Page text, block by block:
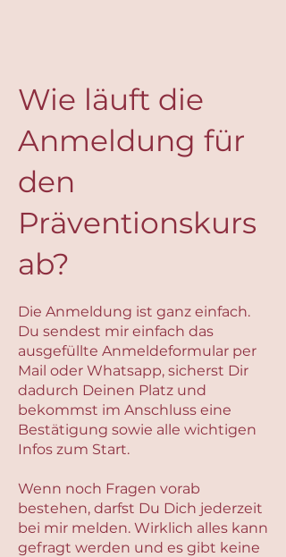
Wie läuft die
Anmeldung für
den
Präventionskurs
ab?
Die Anmeldung ist ganz einfach.
Du sendest mir einfach das
ausgefüllte Anmeldeformular per
Mail oder Whatsapp, sicherst Dir
dadurch Deinen Platz und
bekommst im Anschluss eine
Bestätigung sowie alle wichtigen
Infos zum Start.
Wenn noch Fragen vorab
bestehen, darfst Du Dich jederzeit
bei mir melden. Wirklich alles kann
gefragt werden und es gibt keine